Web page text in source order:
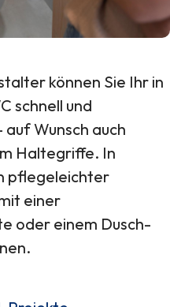
können Sie Ihr in
schnell und
Wunsch auch
Haltegriffe. In
pflegeleichter
einer
oder einem Dusch-